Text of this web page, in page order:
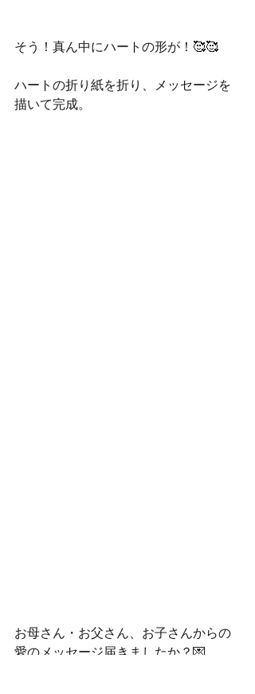
そう！真ん中にハートの形が！🥰🥰
ハートの折り紙を折り、メッセージを
描いて完成。
お母さん・お父さん、お子さんからの
愛のメッセージ届きましたか？💌